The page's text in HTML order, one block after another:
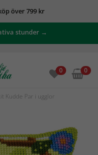
över 799 kr
stunder →
0 0
Kudde Par i ugglor